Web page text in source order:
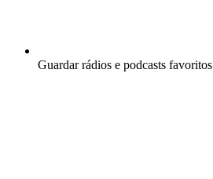
Guardar rádios e podcasts favoritos